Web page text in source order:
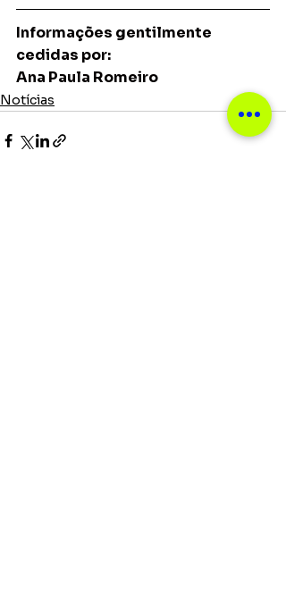
Informações gentilmente
cedidas por:
Ana Paula Romeiro
Notícias